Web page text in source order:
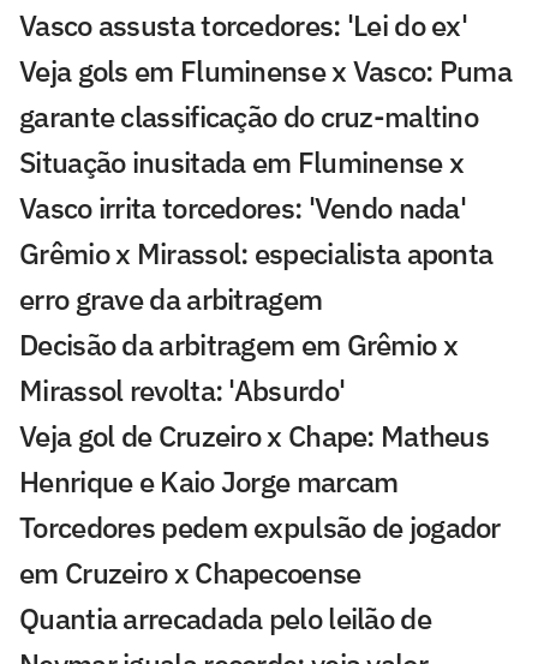
Vasco assusta torcedores: 'Lei do ex'
Veja gols em Fluminense x Vasco: Puma
garante classificação do cruz-maltino
Situação inusitada em Fluminense x
Vasco irrita torcedores: 'Vendo nada'
Grêmio x Mirassol: especialista aponta
erro grave da arbitragem
Decisão da arbitragem em Grêmio x
Mirassol revolta: 'Absurdo'
Veja gol de Cruzeiro x Chape: Matheus
Henrique e Kaio Jorge marcam
Torcedores pedem expulsão de jogador
em Cruzeiro x Chapecoense
Quantia arrecadada pelo leilão de